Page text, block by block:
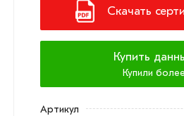
Скачать
Купить
Купили более
Артикул